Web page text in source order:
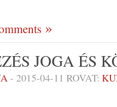
JOGA ÉS
- 2015-04-11 ROVAT: